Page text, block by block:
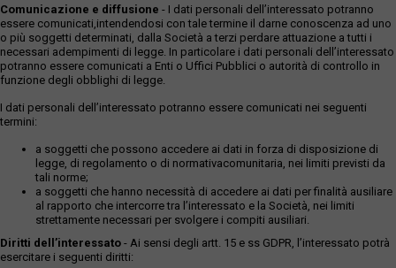
Comunicazione e diffusione - I dati personali dell’interessato potranno
essere comunicati,intendendosi con tale termine il darne conoscenza ad uno
o più soggetti determinati, dalla Società a terzi perdare attuazione a tutti i
necessari adempimenti di legge. In particolare i dati personali dell’interessato
potranno essere comunicati a Enti o Uffici Pubblici o autorità di controllo in
funzione degli obblighi di legge.
I dati personali dell’interessato potranno essere comunicati nei seguenti
termini:
a soggetti che possono accedere ai dati in forza di disposizione di
legge, di regolamento o di normativacomunitaria, nei limiti previsti da
tali norme;
a soggetti che hanno necessità di accedere ai dati per finalità ausiliare
al rapporto che intercorre tra l’interessato e la Società, nei limiti
strettamente necessari per svolgere i compiti ausiliari.
Diritti dell’interessato - Ai sensi degli artt. 15 e ss GDPR, l’interessato potrà
esercitare i seguenti diritti: